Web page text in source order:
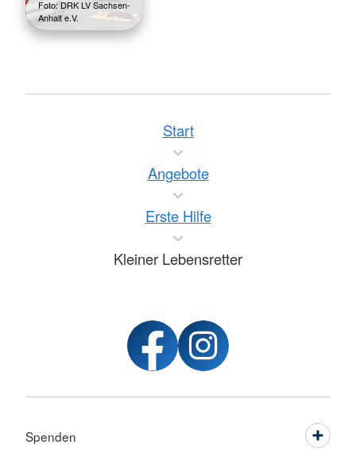
Foto: DRK LV Sachsen-
Anhalt e.V.
Start
Angebote
Erste Hilfe
Kleiner Lebensretter
Spenden